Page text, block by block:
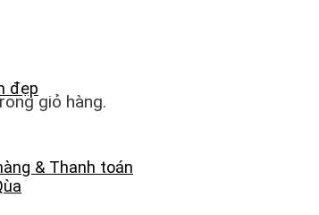
giỏ hàng.
đẹp
& Thanh toán